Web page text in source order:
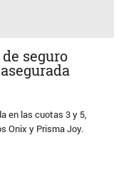
seguro
en las cuotas 3 y 5,
Onix y Prisma Joy.